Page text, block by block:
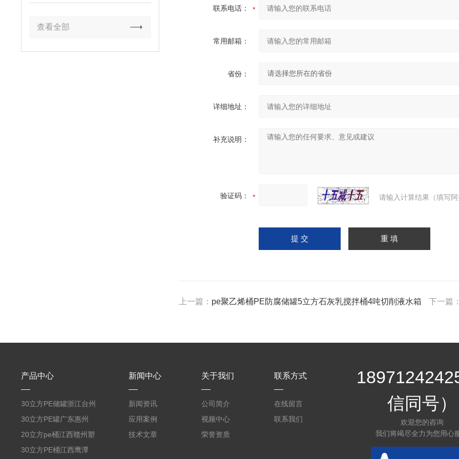
查看全部
联系电话：
常用邮箱：
省份：
详细地址：
补充说明：
验证码： 请输入计算结果（填写
上一篇： pe聚乙烯桶PE防腐储罐5立方石灰乳搅拌桶4吨切削液水箱 下一篇：
产品中心
30立方PE储罐浙江台州
PE蓄水箱一体成型塑料
储罐30吨大桶
30立方PE罐广东惠州
PE水箱厂家定制30吨酸
碱化工储存罐
20立方pe桶江西赣州塑
料防腐储罐20吨PE聚乙
30立方PE桶江西鹰潭
新闻中心
新闻资讯
应用案例
技术文章
关于我们
公司简介
视频中心
荣誉资质
联系方式
在线留言
联系我们
信同号）
欢迎您的咨询
我们将竭尽全力为您用心